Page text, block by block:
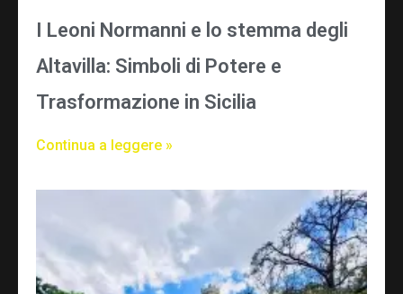
I Leoni Normanni e lo stemma degli
Altavilla: Simboli di Potere e
Trasformazione in Sicilia
Continua a leggere »